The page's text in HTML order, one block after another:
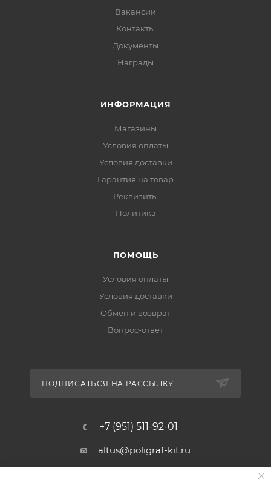
Вакансии
Контакты
Документы
Награды
ИНФОРМАЦИЯ
Магазины
Условия оплаты
Условия доставки
Гарантия на товар
Реквизиты
Политика
ПОМОЩЬ
Условия оплаты
Условия доставки
Обмен и возврат
Вопрос-ответ
ПОДПИСАТЬСЯ НА РАССЫЛКУ
+7 (951) 511-92-01
altus@poligraf-kit.ru